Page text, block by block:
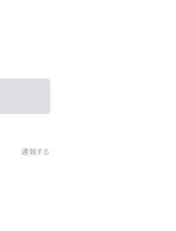
通報する